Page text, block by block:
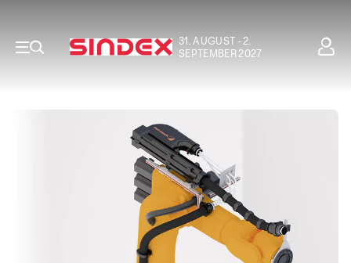
31. AUGUST - 2.
SEPTEMBER 2027